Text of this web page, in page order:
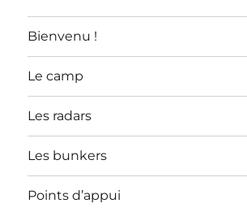
Bienvenu !
Le camp
Les radars
Les bunkers
Points d’appui